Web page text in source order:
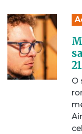
21
O